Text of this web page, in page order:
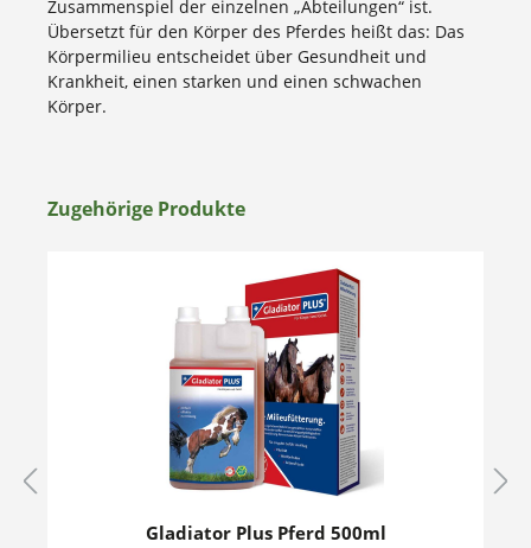
Zusammenspiel der einzelnen „Abteilungen“ ist.
Übersetzt für den Körper des Pferdes heißt das: Das
Körpermilieu entscheidet über Gesundheit und
Krankheit, einen starken und einen schwachen
Körper.
Zugehörige Produkte
Gladiator Plus Pferd 500ml